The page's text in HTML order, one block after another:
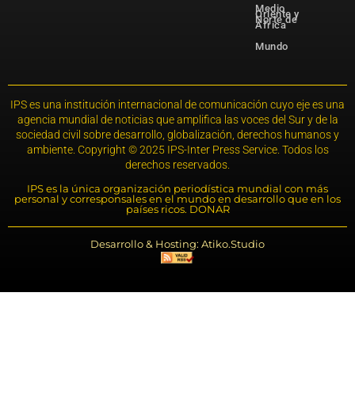
Medio
Oriente y
Norte de
África
Mundo
IPS es una institución internacional de comunicación cuyo eje es una
agencia mundial de noticias que amplifica las voces del Sur y de la
sociedad civil sobre desarrollo, globalización, derechos humanos y
ambiente. Copyright © 2025 IPS-Inter Press Service. Todos los
derechos reservados.
IPS es la única organización periodística mundial con más
personal y corresponsales en el mundo en desarrollo que en los
países ricos. DONAR
Desarrollo & Hosting: Atiko.Studio